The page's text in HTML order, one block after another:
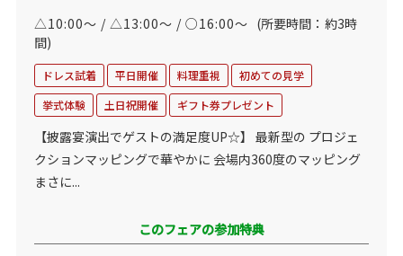
△10:00～ / △13:00～ / ○16:00～ (所要時間：約3時
間)
ドレス試着 平日開催 料理重視
初めての見学
挙式体験
土日祝開催 ギフト券プレゼント
【披露宴演出でゲストの満足度UP☆】 最新型の プロジェ
クションマッピングで華やかに 会場内360度のマッピング
まさに...
このフェアの参加特典